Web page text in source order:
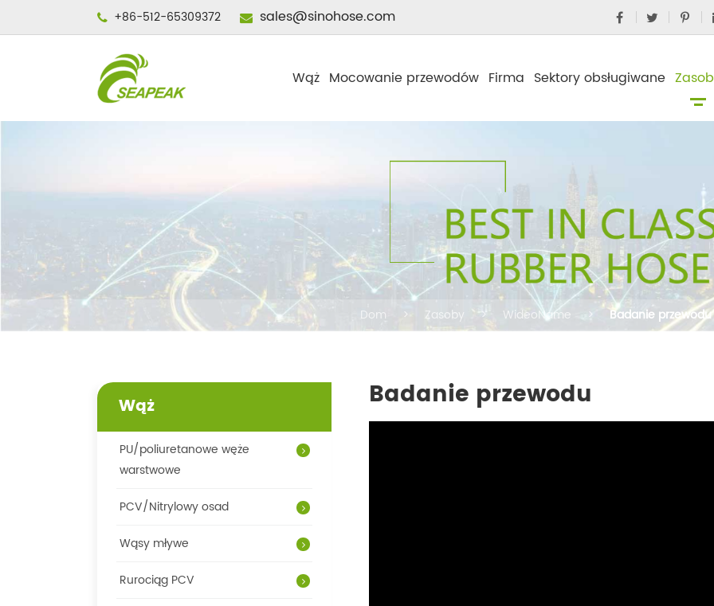
+86-512-65309372 sales@sinohose.com
Wąż Mocowanie przewodów Firma Sektory obsługiwane
Dom Zasoby WideoName Badanie przewodu
Badanie przewodu
Wąż
PU/poliuretanowe węże
warstwowe
PCV/Nitrylowy osad
Wąsy mływe
Rurociąg PCV